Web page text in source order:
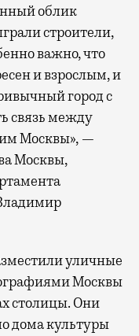
облик
строители,
важно, что
и взрослым, и
город с
связь между
Москвы», —
Москвы,
уличные
Москвы
столицы. Они
дома культуры